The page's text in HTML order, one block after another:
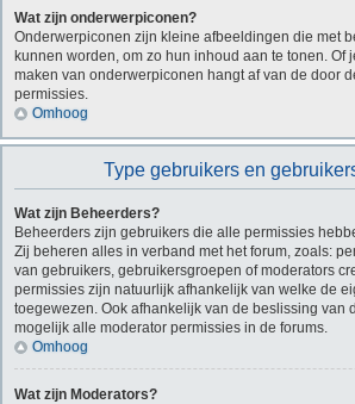
Wat zijn onderwerpiconen?
Onderwerpiconen zijn kleine afbeeldingen die met
kunnen worden, om zo hun inhoud aan te tonen. Of
maken van onderwerpiconen hangt af van de door
permissies.
Omhoog
Type gebruikers en
Wat zijn Beheerders?
Beheerders zijn gebruikers die alle permissies
Zij beheren alles in verband met het forum, zoals:
van gebruikers, gebruikersgroepen of moderators
permissies zijn natuurlijk afhankelijk van welke de
toegewezen. Ook afhankelijk van de beslissing van
mogelijk alle moderator permissies in de forums.
Omhoog
Wat zijn Moderators?